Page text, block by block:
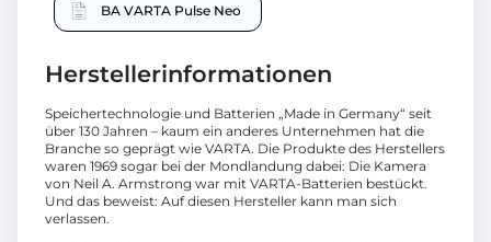
BA VARTA Pulse Neo
Herstellerinformationen
Speichertechnologie und Batterien „Made in Germany“ seit
über 130 Jahren – kaum ein anderes Unternehmen hat die
Branche so geprägt wie VARTA. Die Produkte des Herstellers
waren 1969 sogar bei der Mondlandung dabei: Die Kamera
von Neil A. Armstrong war mit VARTA-Batterien bestückt.
Und das beweist: Auf diesen Hersteller kann man sich
verlassen.